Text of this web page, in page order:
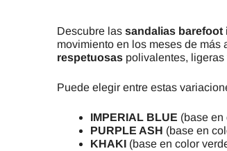
Descubre las sandalias barefoot
movimiento en los meses de
respetuosas polivalentes, ligeras
Puede elegir entre estas
IMPERIAL BLUE (base
PURPLE ASH (base en
KHAKI (base en color